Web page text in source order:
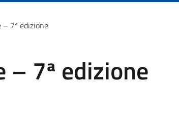
7ª edizione
– 7ª edizione